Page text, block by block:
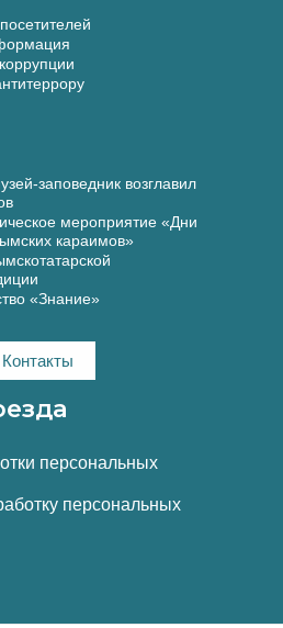
заповедник возглавил
мероприятие «Дни
караимов»
«Знание»
Контакты
персональных
персональных